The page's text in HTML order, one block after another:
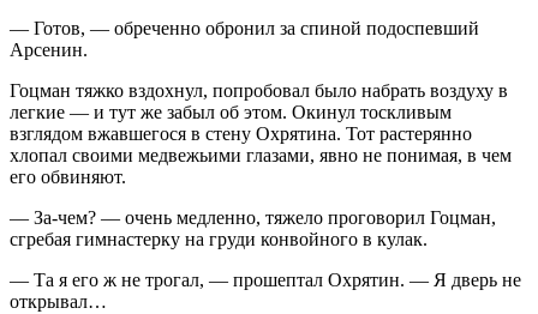
— Готов, — обреченно обронил за спиной подоспевший
Арсенин.
Гоцман тяжко вздохнул, попробовал было набрать воздуху в
легкие — и тут же забыл об этом. Окинул тоскливым
взглядом вжавшегося в стену Охрятина. Тот растерянно
хлопал своими медвежьими глазами, явно не понимая, в чем
его обвиняют.
— За-чем? — очень медленно, тяжело проговорил Гоцман,
сгребая гимнастерку на груди конвойного в кулак.
— Та я его ж не трогал, — прошептал Охрятин. — Я дверь не
открывал…